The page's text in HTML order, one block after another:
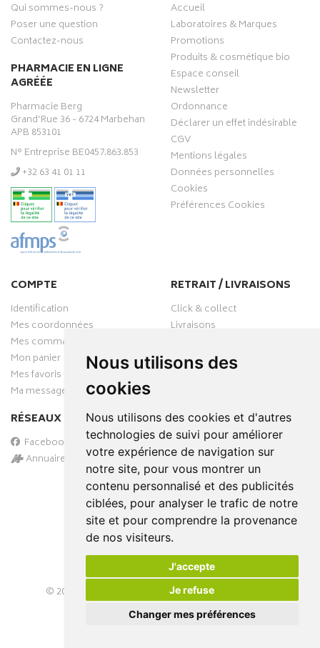
Nous utilisons des
cookies
Nous utilisons des cookies et d'autres
technologies de suivi pour améliorer
votre expérience de navigation sur
notre site, pour vous montrer un
contenu personnalisé et des publicités
ciblées, pour analyser le trafic de notre
site et pour comprendre la provenance
de nos visiteurs.
J'accepte
Je refuse
Changer mes préférences
Qui sommes-nous ?
Poser une question
Contactez-nous
PHARMACIE EN LIGNE
AGRÉÉE
Pharmacie Berg
Grand’Rue 36 - 6724 Marbehan
APB 853101
N° Entreprise BE0457.863.853
‭+32 63 41 01 11‬
Accueil
Laboratoires & Marques
Promotions
Produits & cosmétique bio
Espace conseil
Newsletter
Ordonnance
Déclarer un effet indésirable
CGV
Mentions légales
Données personnelles
Cookies
Préférences Cookies
COMPTE
Identification
Mes coordonnées
Mes commandes
Mon panier
Mes favoris
Ma messagerie
RÉSEAUX SOCIAUX
Facebook
Annuaire des pharmacies
RETRAIT / LIVRAISONS
Click & collect
Livraisons
PAIEMENT SÉCURISÉ
© 2026 – Tous droits réservés –
Apotekisto Pharmacie Cloud